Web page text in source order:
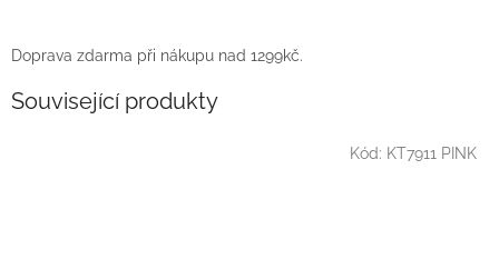
Doprava zdarma při nákupu nad 1299kč.
Související produkty
Kód: KT7911 PINK